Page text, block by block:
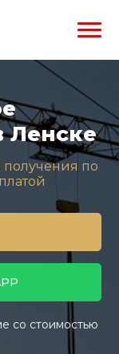
Ленске
получения по
со стоимостью